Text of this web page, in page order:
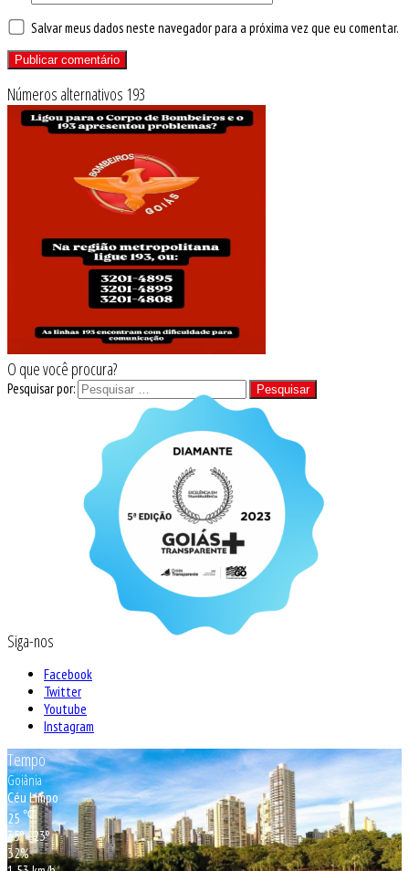
Salvar meus dados neste navegador para a próxima vez que eu comentar.
Números alternativos 193
O que você procura?
Pesquisar por:
Siga-nos
Facebook
Twitter
Youtube
Instagram
Tempo
Goiânia
Céu Limpo
25℃
35º - 23º
32%